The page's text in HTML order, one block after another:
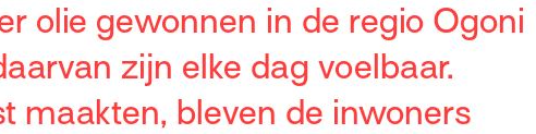
olie gewonnen in de regio Ogoni
zijn elke dag voelbaar.
maakten, bleven de inwoners